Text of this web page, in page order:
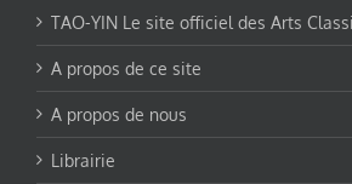
TAO-YIN Le site officiel des Arts
A propos de ce site
A propos de nous
Librairie